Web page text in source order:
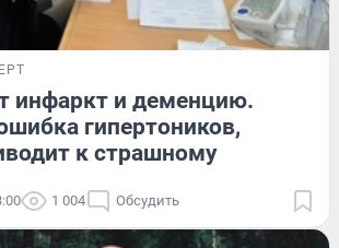
инфаркт и деменцию.
гипертоников,
к страшному
1 004 Обсудить